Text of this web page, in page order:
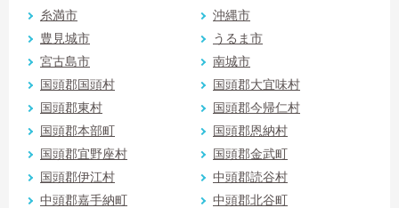
糸満市
沖縄市
豊見城市
うるま市
宮古島市
南城市
国頭郡国頭村
国頭郡大宜味村
国頭郡東村
国頭郡今帰仁村
国頭郡本部町
国頭郡恩納村
国頭郡宜野座村
国頭郡金武町
国頭郡伊江村
中頭郡読谷村
中頭郡嘉手納町
中頭郡北谷町